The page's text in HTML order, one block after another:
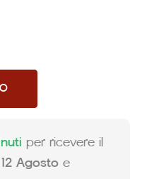
per ricevere il
Agosto e